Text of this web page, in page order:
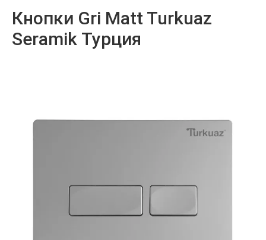
Кнопки Gri Matt Turkuaz
Seramik Турция